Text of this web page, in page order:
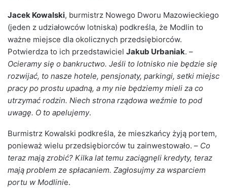
Jacek Kowalski, burmistrz Nowego Dworu Mazowieckiego
(jeden z udziałowców lotniska) podkreśla, że Modlin to
ważne miejsce dla okolicznych przedsiębiorców.
Potwierdza to ich przedstawiciel Jakub Urbaniak. –
Ocieramy się o bankructwo. Jeśli to lotnisko nie będzie się
rozwijać, to nasze hotele, pensjonaty, parkingi, setki miejsc
pracy po prostu upadną, a my nie będziemy mieli za co
utrzymać rodzin. Niech strona rządowa weźmie to pod
uwagę. O to apelujemy.
Burmistrz Kowalski podkreśla, że mieszkańcy żyją portem,
ponieważ wielu przedsiębiorców tu zainwestowało. – Co
teraz mają zrobić? Kilka lat temu zaciągnęli kredyty, teraz
mają problem ze spłacaniem. Zagłosujmy za wsparciem
portu w Modlinie.